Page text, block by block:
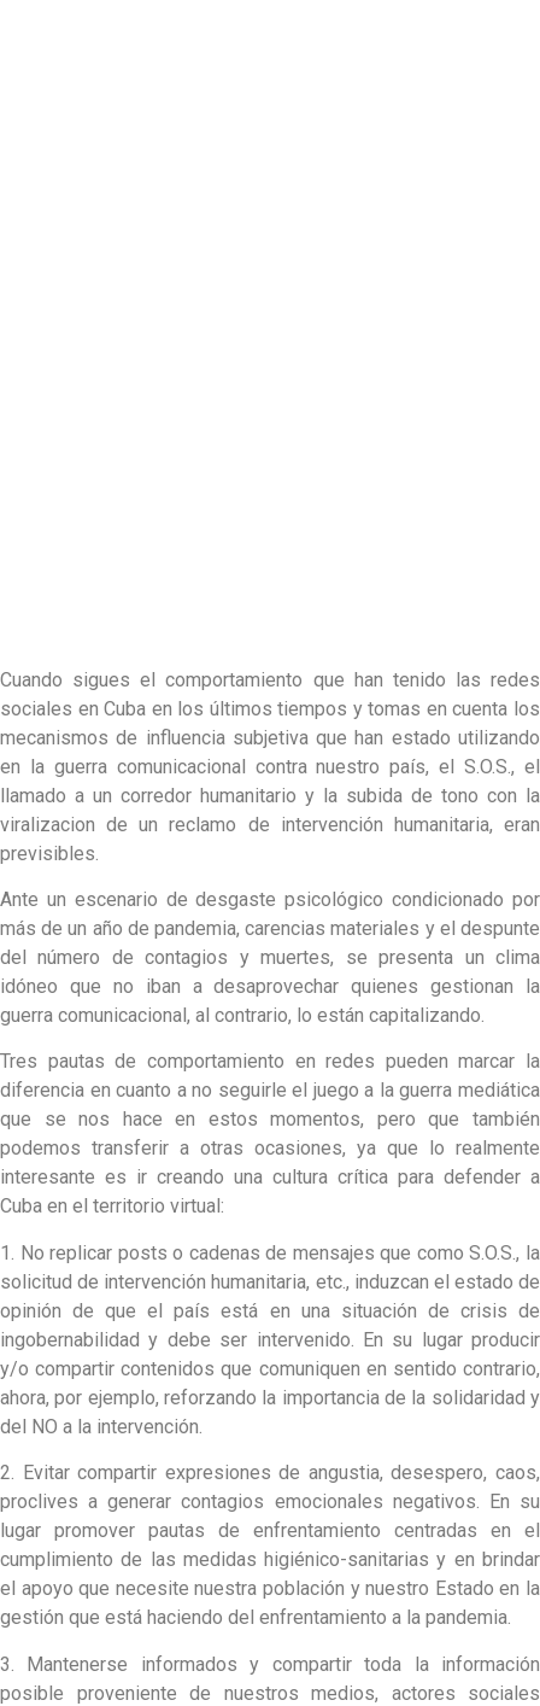
Cuando sigues el comportamiento que han tenido las redes
sociales en Cuba en los últimos tiempos y tomas en cuenta los
mecanismos de influencia subjetiva que han estado utilizando
en la guerra comunicacional contra nuestro país, el S.O.S., el
llamado a un corredor humanitario y la subida de tono con la
viralizacion de un reclamo de intervención humanitaria, eran
previsibles.
Ante un escenario de desgaste psicológico condicionado por
más de un año de pandemia, carencias materiales y el despunte
del número de contagios y muertes, se presenta un clima
idóneo que no iban a desaprovechar quienes gestionan la
guerra comunicacional, al contrario, lo están capitalizando.
Tres pautas de comportamiento en redes pueden marcar la
diferencia en cuanto a no seguirle el juego a la guerra mediática
que se nos hace en estos momentos, pero que también
podemos transferir a otras ocasiones, ya que lo realmente
interesante es ir creando una cultura crítica para defender a
Cuba en el territorio virtual:
1. No replicar posts o cadenas de mensajes que como S.O.S., la
solicitud de intervención humanitaria, etc., induzcan el estado de
opinión de que el país está en una situación de crisis de
ingobernabilidad y debe ser intervenido. En su lugar producir
y/o compartir contenidos que comuniquen en sentido contrario,
ahora, por ejemplo, reforzando la importancia de la solidaridad y
del NO a la intervención.
2. Evitar compartir expresiones de angustia, desespero, caos,
proclives a generar contagios emocionales negativos. En su
lugar promover pautas de enfrentamiento centradas en el
cumplimiento de las medidas higiénico-sanitarias y en brindar
el apoyo que necesite nuestra población y nuestro Estado en la
gestión que está haciendo del enfrentamiento a la pandemia.
3. Mantenerse informados y compartir toda la información
posible proveniente de nuestros medios, actores sociales